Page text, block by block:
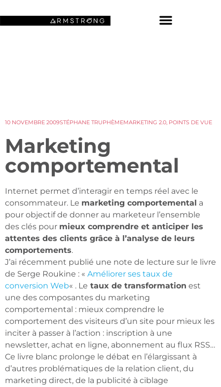
10 NOVEMBRE 2009STÉPHANE TRUPHÈMEMARKETING 2.0, POINTS DE VUE
Marketing
comportemental
Internet permet d’interagir en temps réel avec le
consommateur. Le marketing comportemental a
pour objectif de donner au marketeur l’ensemble
des clés pour mieux comprendre et anticiper les
attentes des clients grâce à l’analyse de leurs
comportements.
J’ai récemment publié une note de lecture sur le livre
de Serge Roukine : « Améliorer ses taux de
conversion Web« . Le taux de transformation est
une des composantes du marketing
comportemental : mieux comprendre le
comportement des visiteurs d’un site pour mieux les
inciter à passer à l’action : inscription à une
newsletter, achat en ligne, abonnement au flux RSS…
Ce livre blanc prolonge le débat en l’élargissant à
d’autres problématiques de la relation client, du
marketing direct, de la publicité à ciblage